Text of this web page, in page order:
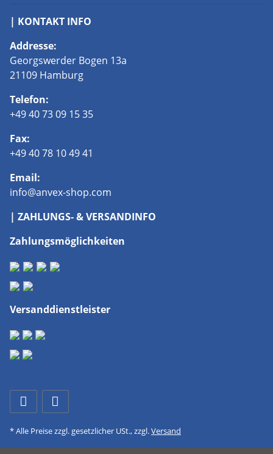
| KONTAKT INFO
Addresse:
Georgswerder Bogen 13a
21109 Hamburg
Telefon:
+49 40 73 09 15 35
Fax:
+49 40 78 10 49 41
Email:
info@anvex-shop.com
| ZAHLUNGS- & VERSANDINFO
Zahlungsmöglichkeiten
Versanddienstleister
* Alle Preise zzgl. gesetzlicher USt., zzgl.Versand